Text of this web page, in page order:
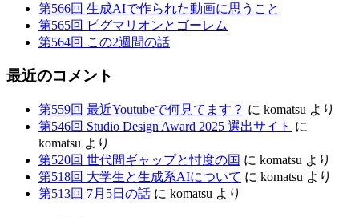
第566回 生成AIで作られた動画に思うこと
第565回 ピグマリオンとゴーレム
第564回 この2週間の話
最近のコメント
第559回 最近Youtubeで何見てます？ に komatsu より
第546回 Studio Design Award 2025 選出サイト に
komatsu より
第520回 世代間ギャップと忖度の国 に komatsu より
第518回 大学生と生成系AIについて に komatsu より
第513回 7月5日の話 に komatsu より